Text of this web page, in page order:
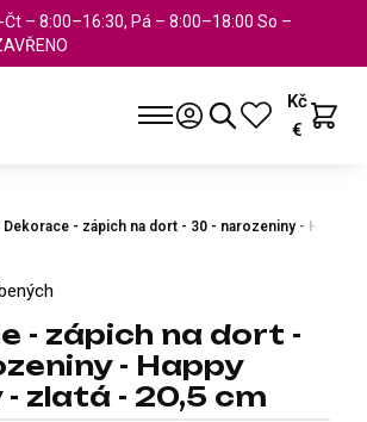
Čt – 8:00–16:30, Pá – 8:00–18:00 So –
Kč
€
Dekorace - zápich na dort - 30 - narozeniny - Happy
- zápich na dort -
- Happy
zlatá - 20,5 cm